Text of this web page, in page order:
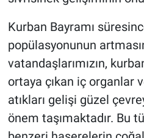
Kurban Bayramı
popülasyonunun
vatandaşlarımızın,
ortaya çıkan iç organlar
atıkları gelişi güzel
önem taşımaktadır. Bu